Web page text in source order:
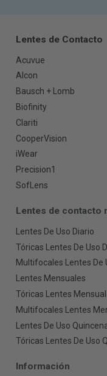
Lentes de Contacto
Acuvue
Alcon
Bausch + Lomb
Biofinity
Clariti
CooperVision
iWear
Precision1
SofLens
Lentes de contacto
Lentes De Uso Diario
Tóricas Lentes De Uso
Multifocales Lentes De
Lentes Mensuales
Tóricas Lentes
Multifocales Lentes
Lentes De Uso
Tóricas Lentes De Uso
Información